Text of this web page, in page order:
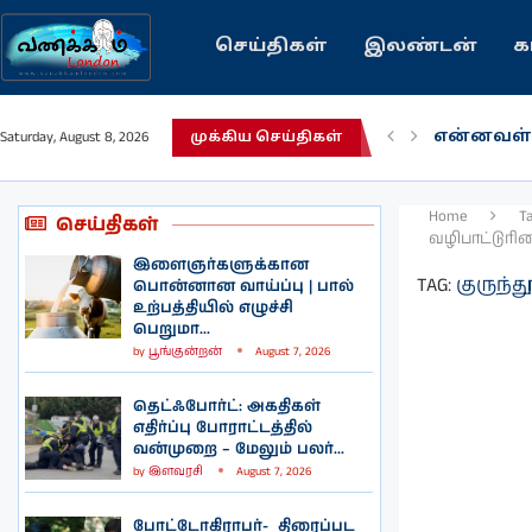
செய்திகள் இலண்டன்
Saturday, August 8, 2026 முக்கிய செய்திகள்
என்னவள்!
செய்திகள்
இளைஞர்களுக்கான
பொன்னான வாய்ப்பு | பால்
உற்பத்தியில் எழுச்சி
பெறுமா...
by பூங்குன்றன் August 7, 2026
தெட்ஃபோர்ட்: அகதிகள்
எதிர்ப்பு போராட்டத்தில்
வன்முறை – மேலும் பலர்...
by இளவரசி August 7, 2026
போட்டோகிராபர்- ‌ திரைப்பட
Home
TAG: